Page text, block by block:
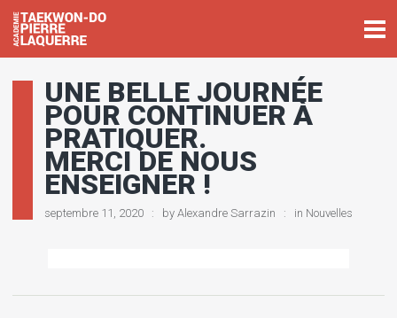
UNE BELLE JOURNÉE
POUR CONTINUER À
PRATIQUER.
MERCI DE NOUS
ENSEIGNER !
septembre 11, 2020 by Alexandre Sarrazin in Nouvelles